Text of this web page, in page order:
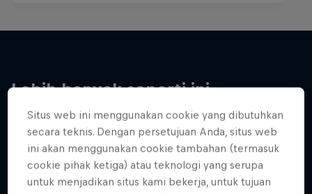
Lebih banyak seperti ini
Situs web ini menggunakan cookie yang dibutuhkan
secara teknis. Dengan persetujuan Anda, situs web
ini akan menggunakan cookie tambahan (termasuk
cookie pihak ketiga) atau teknologi yang serupa
untuk menjadikan situs kami bekerja, untuk tujuan